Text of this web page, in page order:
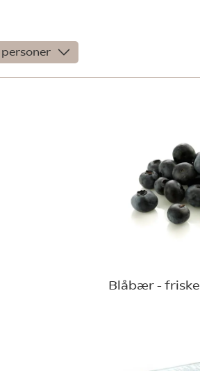
Blåbær - friske